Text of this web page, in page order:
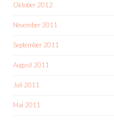
Oktober 2012
November 2011
September 2011
August 2011
Juli 2011
Mai 2011